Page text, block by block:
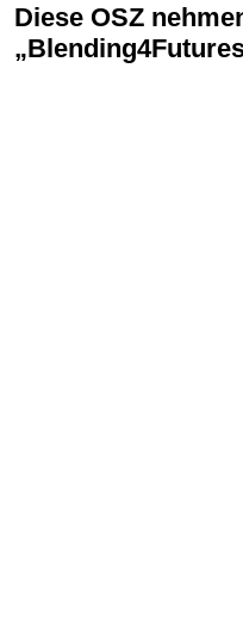
Diese OSZ nehmen am Schulversuch